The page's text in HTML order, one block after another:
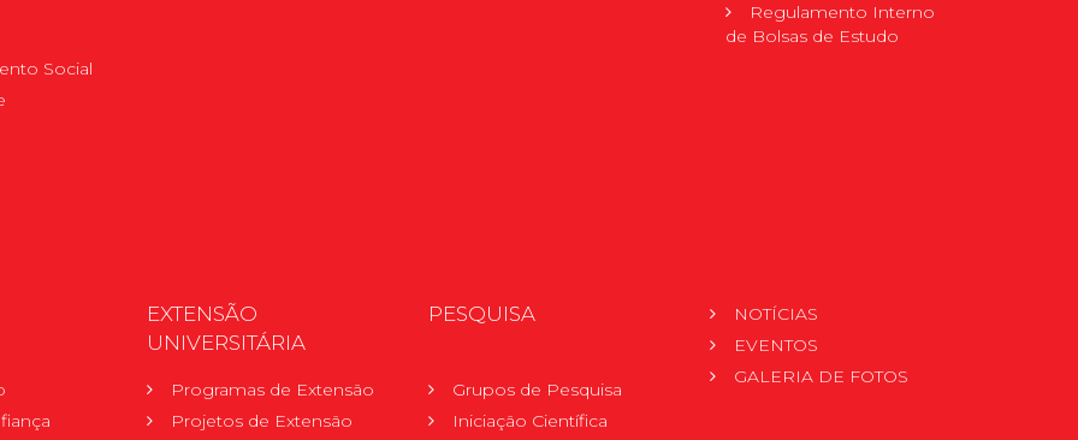
Social
Regulamento Interno
de Bolsas de Estudo
EXTENSÃO
UNIVERSITÁRIA
Programas de Extensão
Projetos de Extensão
PESQUISA
Grupos de Pesquisa
Iniciação Científica
NOTÍCIAS
EVENTOS
GALERIA DE FOTOS